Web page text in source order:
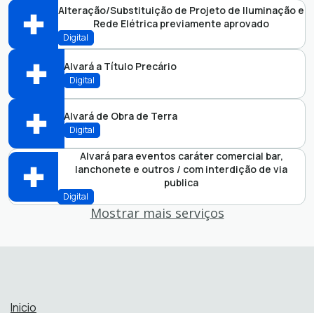
Abrir online > Via protocolo 1Doc
Alteração/Substituição de Projeto de Iluminação e
Rede Elétrica previamente aprovado
Digital
Abrir online > Via protocolo 1Doc
Alvará a Título Precário
Digital
Abrir online > Via protocolo 1Doc
Perfil:
Alvará de Obra de Terra
Digital
Abrir online > Via protocolo 1Doc
Perfil:
Alvará para eventos caráter comercial bar,
lanchonete e outros / com interdição de via
publica
Digital
Mostrar mais serviços
Inicio